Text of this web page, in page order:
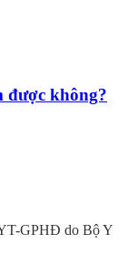
được không?
GPHĐ do Bộ Y